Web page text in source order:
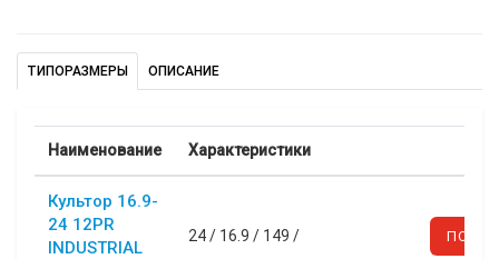
ТИПОРАЗМЕРЫ ОПИСАНИЕ
Наименование Характеристики
Культор 16.9-
24 12PR
INDUSTRIAL
24/ 16.9 / 149 /